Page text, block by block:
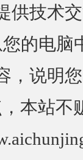
供技术
的电
，说明
本站不